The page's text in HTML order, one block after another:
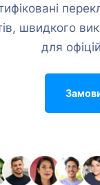
швидкого
для